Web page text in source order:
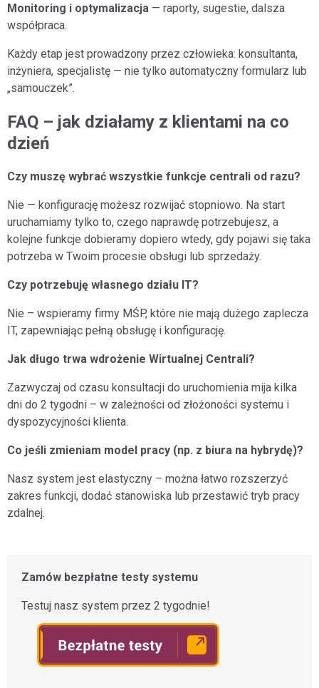
Monitoring i optymalizacja — raporty, sugestie, dalsza
współpraca.
Każdy etap jest prowadzony przez człowieka: konsultanta,
inżyniera, specjalistę — nie tylko automatyczny formularz lub
„samouczek”.
FAQ – jak działamy z klientami na co
dzień
Czy muszę wybrać wszystkie funkcje centrali od razu?
Nie — konfigurację możesz rozwijać stopniowo. Na start
uruchamiamy tylko to, czego naprawdę potrzebujesz, a
kolejne funkcje dobieramy dopiero wtedy, gdy pojawi się taka
potrzeba w Twoim procesie obsługi lub sprzedaży.
Czy potrzebuję własnego działu IT?
Nie – wspieramy firmy MŚP, które nie mają dużego zaplecza
IT, zapewniając pełną obsługę i konfigurację.
Jak długo trwa wdrożenie Wirtualnej Centrali?
Zazwyczaj od czasu konsultacji do uruchomienia mija kilka
dni do 2 tygodni – w zależności od złożoności systemu i
dyspozycyjności klienta.
Co jeśli zmieniam model pracy (np. z biura na hybrydę)?
Nasz system jest elastyczny – można łatwo rozszerzyć
zakres funkcji, dodać stanowiska lub przestawić tryb pracy
zdalnej.
Zamów bezpłatne testy systemu
Testuj nasz system przez 2 tygodnie!